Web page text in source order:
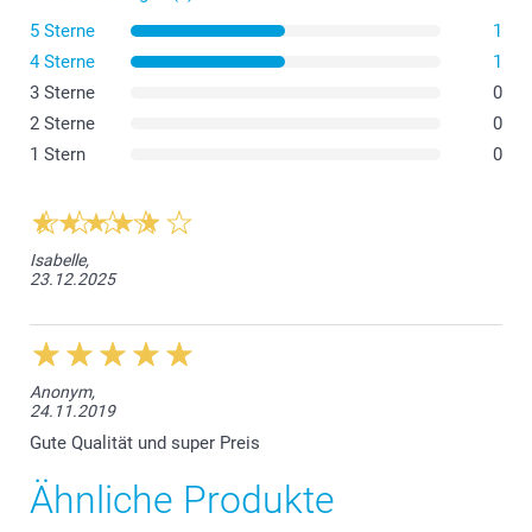
5 Sterne
1
4 Sterne
1
3 Sterne
0
2 Sterne
0
1 Stern
0
Isabelle,
23.12.2025
Anonym,
24.11.2019
Gute Qualität und super Preis
Ähnliche Produkte